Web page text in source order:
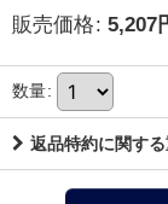
販売価格: 5,207
数量:
返品特約に関す